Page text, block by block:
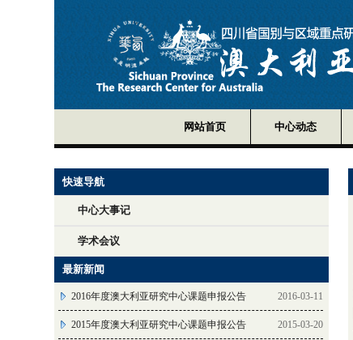
网站首页 中心动态
快速导航
中心大事记
学术会议
最新新闻
2016年度澳大利亚研究中心课题申报公告 2016-03-11
2015年度澳大利亚研究中心课题申报公告 2015-03-20